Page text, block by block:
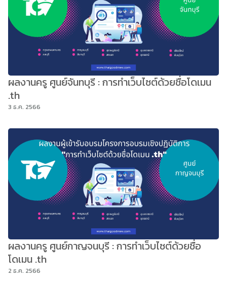
ผลงานครู ศูนย์จันทบุรี : การทำเว็บไซต์ด้วยชื่อโดเมน
.th
3 ธ.ค. 2566
ผลงานครู ศูนย์กาญจนบุรี : การทำเว็บไซต์ด้วยชื่อ
โดเมน .th
2 ธ.ค. 2566